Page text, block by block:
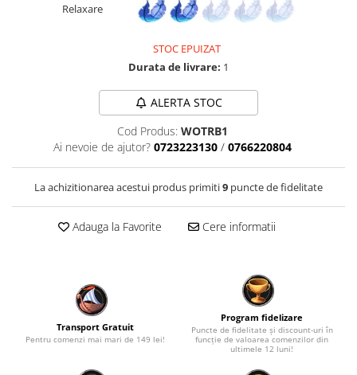
Abstracte
TOATE JOCURILE
Relaxare
STOC EPUIZAT
Durata de livrare: 1
ALERTA STOC
Cod Produs: WOTRB1
Ai nevoie de ajutor? 0723223130 / 0766220804
La achizitionarea acestui produs primiti9 puncte de fidelitate
Adauga la Favorite Cere informatii
Transport Gratuit
Pentru comenzi mai mari de 149 lei!
Program fidelizare
Puncte de fidelitate și discount-uri în
funcție de valoarea comenzilor din
ultimele 12 luni!